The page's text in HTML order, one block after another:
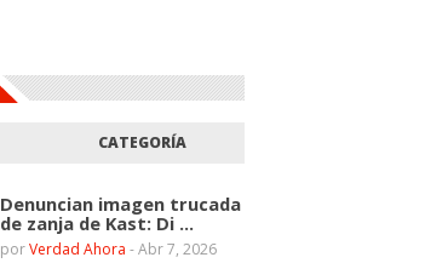
CATEGORÍA
Denuncian imagen trucada
de zanja de Kast: Di ...
porVerdad Ahora -Abr 7, 2026